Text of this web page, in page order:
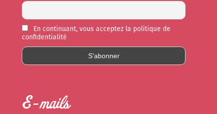
En continuant, vous acceptez la politique de
confidentialité
E-mails